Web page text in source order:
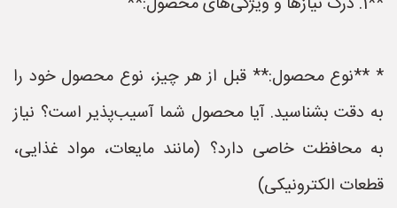
* **نوع محصول:** قبل از هر چیز، نوع محصول خود را
به دقت بشناسید. آیا محصول شما آسیب‌پذیر است؟ نیاز
به محافظت خاصی دارد؟ (مانند مایعات، مواد غذایی،
قطعات الکترونیکی)